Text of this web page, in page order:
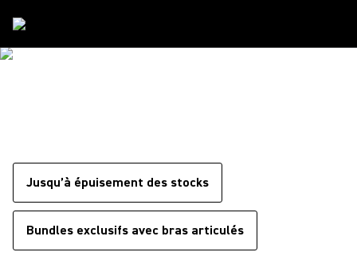
Jusqu’à épuisement des stocks
Bundles exclusifs avec bras articulés